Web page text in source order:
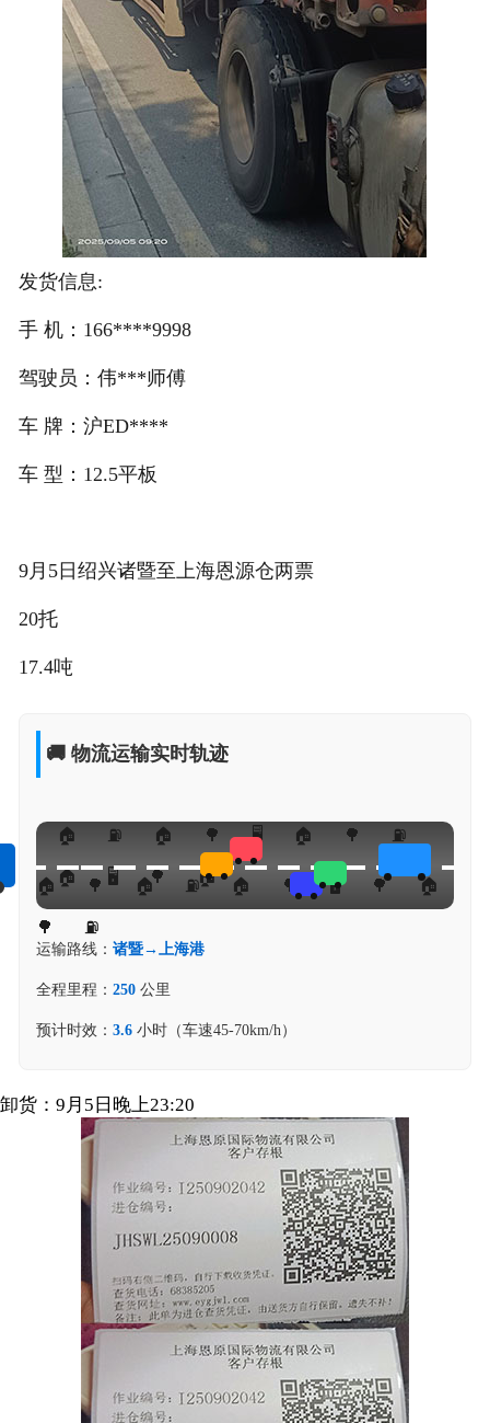
发货信息:
手 机：166****9998
驾驶员：伟***师傅
车 牌：沪ED****
车 型：12.5平板
9月5日绍兴诸暨至上海恩源仓两票
20托
17.4吨
🚚 物流运输实时轨迹
运输路线： 诸暨→上海港
全程里程： 250公里
预计时效： 3.6小时（车速45-70km/h）
卸货：9月5日晚上23:20